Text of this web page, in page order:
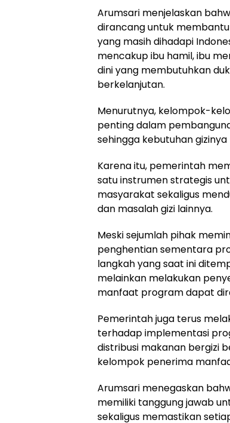
Arumsari menjelaskan
dirancang untuk
yang masih dihadapi
mencakup ibu hamil, ibu
dini yang membutuhkan
berkelanjutan.
Menurutnya, kelompok-
penting dalam
sehingga kebutuhan
Karena itu, pemerintah
satu instrumen strategis
masyarakat sekaligus
dan masalah gizi lainnya.
Meski sejumlah pihak
penghentian sementara
langkah yang saat ini
melainkan melakukan
manfaat program dapat
Pemerintah juga terus
terhadap implementasi
distribusi makanan bergizi
kelompok penerima
Arumsari menegaskan
memiliki tanggung jawab
sekaligus memastikan